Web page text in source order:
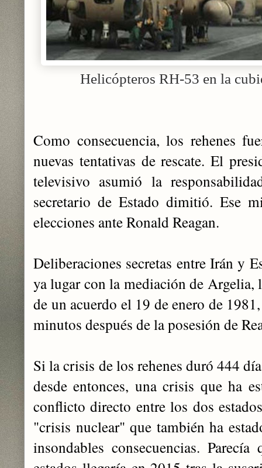
Helicópteros RH-53 en la
Como consecuencia, los rehenes
nuevas tentativas de rescate. El
televisivo asumió la
secretario de Estado dimitió. Ese
elecciones ante RonaldReagan.
Deliberaciones secretas entre Irán y
ya lugar con la mediación de
de un acuerdo el 19 de enero de
minutos después de la posesión de
Si lacrisis de los rehenes duró 444
desde entonces, una crisis que ha
conflicto directo entre los dos
"crisis nuclear" que también ha
insondables consecuencias.